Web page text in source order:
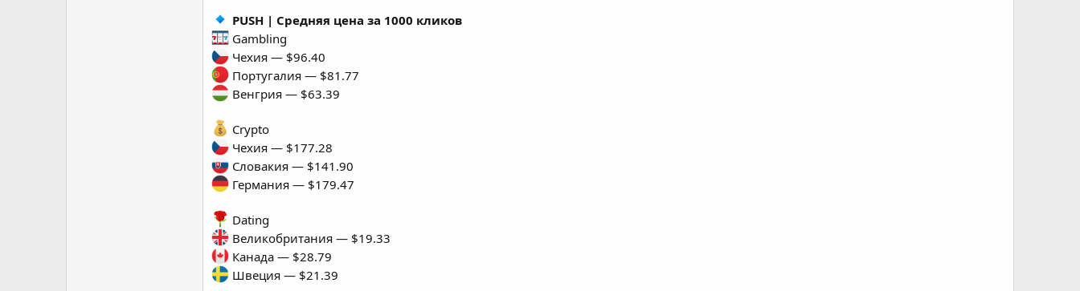
PUSH | Средняя цена за 1000 кликов
Gambling
Чехия — $96.40
Португалия — $81.77
Венгрия — $63.39
Crypto
Чехия — $177.28
Словакия — $141.90
Германия — $179.47
Dating
Великобритания — $19.33
Канада — $28.79
Швеция — $21.39